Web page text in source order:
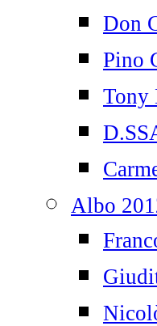
Don
Pino
Tony
Albo